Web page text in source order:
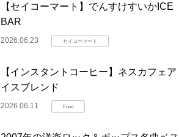
【セイコーマート】でんすけすいかICE
BAR
2026.06.23 セイコーマート
【インスタントコーヒー】ネスカフェア
イスブレンド
2026.06.11 Food